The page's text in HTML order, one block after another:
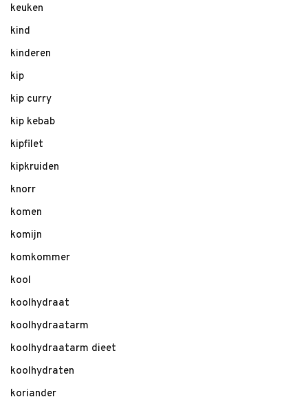
keuken
kind
kinderen
kip
kip curry
kip kebab
kipfilet
kipkruiden
knorr
komen
komijn
komkommer
kool
koolhydraat
koolhydraatarm
koolhydraatarm dieet
koolhydraten
koriander